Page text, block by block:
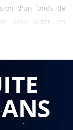
d'un fonds de
pour aider les
en cession de
qui souhaitent
être complexe et
techniques, de
avec les parties